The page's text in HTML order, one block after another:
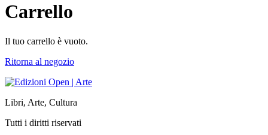
Carrello
Il tuo carrello è vuoto.
Ritorna al negozio
Libri, Arte, Cultura
Tutti i diritti riservati